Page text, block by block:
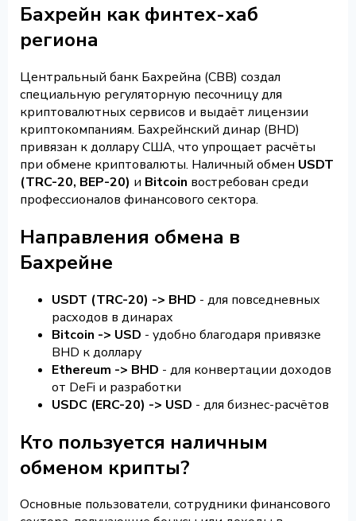
Бахрейн как финтех-хаб
региона
Центральный банк Бахрейна (CBB) создал
специальную регуляторную песочницу для
криптовалютных сервисов и выдаёт лицензии
криптокомпаниям. Бахрейнский динар (BHD)
привязан к доллару США, что упрощает расчёты
при обмене криптовалюты. Наличный обмен USDT
(TRC-20, BEP-20) и Bitcoin востребован среди
профессионалов финансового сектора.
Направления обмена в
Бахрейне
USDT (TRC-20) -> BHD - для повседневных
расходов в динарах
Bitcoin -> USD - удобно благодаря привязке
BHD к доллару
Ethereum -> BHD - для конвертации доходов
от DeFi и разработки
USDC (ERC-20) -> USD - для бизнес-расчётов
Кто пользуется наличным
обменом крипты?
Основные пользователи, сотрудники финансового